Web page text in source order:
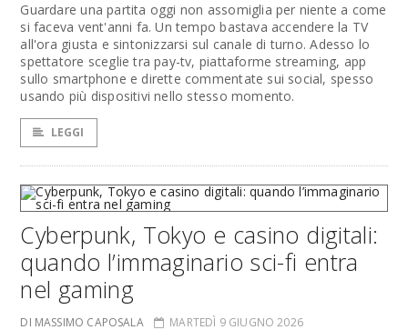
Guardare una partita oggi non assomiglia per niente a come
si faceva vent'anni fa. Un tempo bastava accendere la TV
all'ora giusta e sintonizzarsi sul canale di turno. Adesso lo
spettatore sceglie tra pay-tv, piattaforme streaming, app
sullo smartphone e dirette commentate sui social, spesso
usando più dispositivi nello stesso momento.
LEGGI
Cyberpunk, Tokyo e casino digitali:
quando l’immaginario sci-fi entra
nel gaming
DI MASSIMO CAPOSALA MARTEDÌ 9 GIUGNO 2026